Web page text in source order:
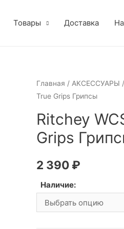
Товары Доставка
Главная / АКСЕССУАРЫ /
True Grips Грипсы
Ritchey
Grips
2 390 ₽
Наличие: